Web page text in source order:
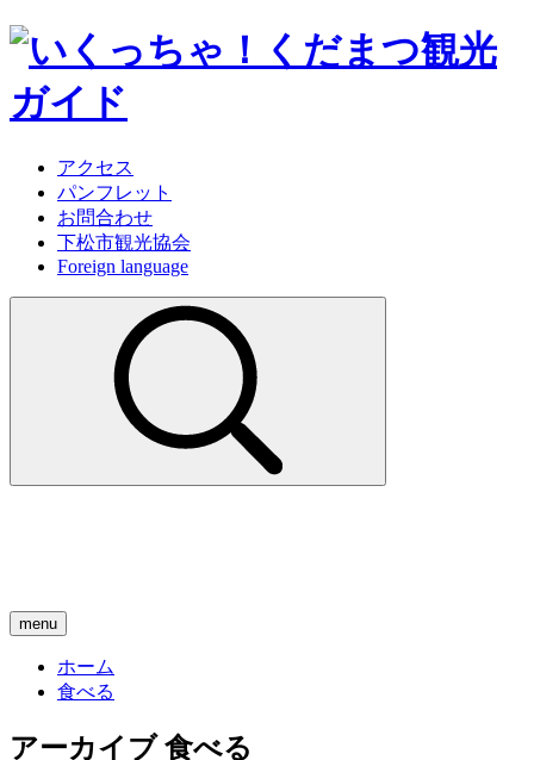
アクセス
パンフレット
お問合わせ
下松市観光協会
Foreign language
menu
ホーム
食べる
アーカイブ 食べる